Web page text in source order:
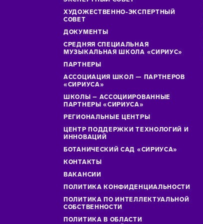
ХУДОЖЕСТВЕННО-ЭКСПЕРТНЫЙ
СОВЕТ
ДОКУМЕНТЫ
СРЕДНЯЯ СПЕЦИАЛЬНАЯ
МУЗЫКАЛЬНАЯ ШКОЛА «СИРИУС»
ПАРТНЕРЫ
АССОЦИАЦИЯ ШКОЛ — ПАРТНЕРОВ
«СИРИУСА»
ШКОЛЫ – АССОЦИИРОВАННЫЕ
ПАРТНЕРЫ «СИРИУСА»
РЕГИОНАЛЬНЫЕ ЦЕНТРЫ
ЦЕНТР ПОДДЕРЖКИ ТЕХНОЛОГИЙ И
ИННОВАЦИЙ
БОТАНИЧЕСКИЙ САД «СИРИУСА»
КОНТАКТЫ
ВАКАНСИИ
ПОЛИТИКА КОНФИДЕНЦИАЛЬНОСТИ
ПОЛИТИКА ПО ИНТЕЛЛЕКТУАЛЬНОЙ
СОБСТВЕННОСТИ
ПОЛИТИКА В ОБЛАСТИ